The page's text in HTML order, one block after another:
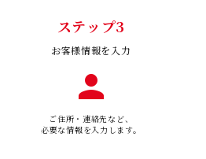
ステップ3
お客様情報を入力
person
ご住所・連絡先など、
必要な情報を入力します。